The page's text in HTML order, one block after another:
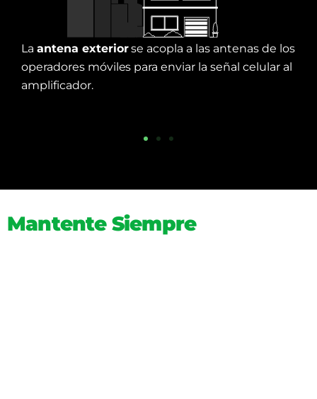
La antena exteriorse acopla a las antenas de los
operadores móviles para enviar la señal celular al
amplificador.
Mantente Siempre